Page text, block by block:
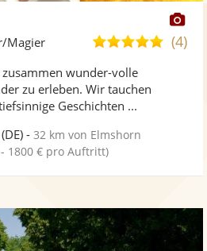
5,0(4)
Magier
wunder-volle
zu erleben. Wir tauchen
Geschichten ...
(DE) -32 km von Elmshorn
- 1800 € pro Auftritt)